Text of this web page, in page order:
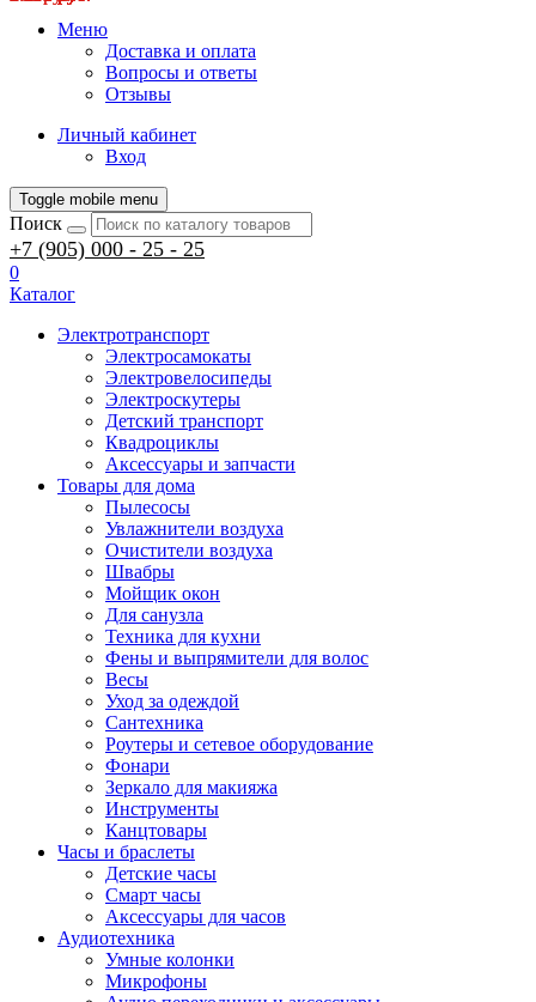
Меню
Доставка и оплата
Вопросы и ответы
Отзывы
Личный кабинет
Вход
Toggle mobile menu
Поиск
+7 (905) 000 - 25 - 25
0
Каталог
Электротранспорт
Электросамокаты
Электровелосипеды
Электроскутеры
Детский транспорт
Квадроциклы
Аксессуары и запчасти
Товары для дома
Пылесосы
Увлажнители воздуха
Очистители воздуха
Швабры
Мойщик окон
Для санузла
Техника для кухни
Фены и выпрямители для волос
Весы
Уход за одеждой
Сантехника
Роутеры и сетевое оборудование
Фонари
Зеркало для макияжа
Инструменты
Канцтовары
Часы и браслеты
Детские часы
Смарт часы
Аксессуары для часов
Аудиотехника
Умные колонки
Микрофоны